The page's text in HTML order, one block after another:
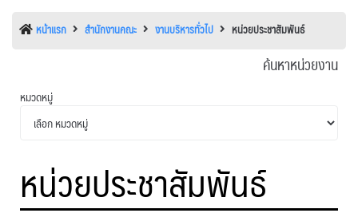
หน้าแรก สำนักงานคณะ งานบริหารทั่วไป หน่วยประชาสัมพันธ์
ค้นหาหน่วยงาน
หมวดหมู่
หน่วยประชาสัมพันธ์